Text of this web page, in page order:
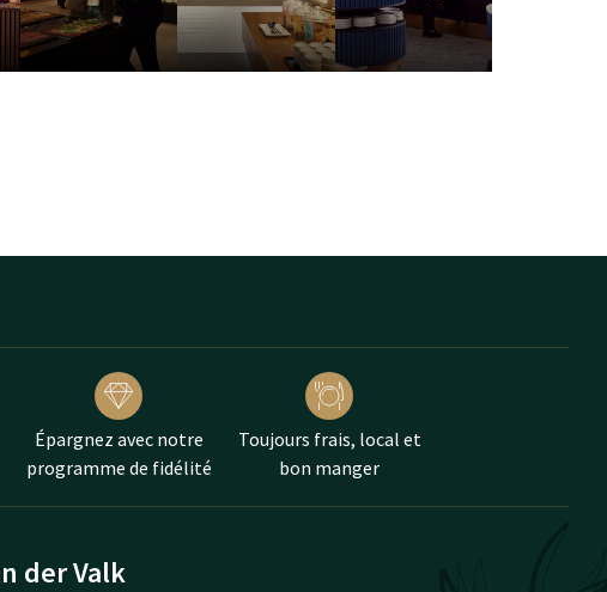
Épargnez avec notre
programme de fidélité
Toujours frais, local et
bon manger
der Valk